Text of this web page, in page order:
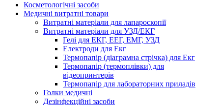
Косметологічні засоби
Медичні витратні товари
Витратні матеріали для лапароскопії
Витратні матеріали для УЗД/ЕКГ
Гелі для ЕКГ, ЕЕГ, ЕМГ, УЗД
Електроди для Екг
Термопапір (діаграмна стрічка) для Екг
Термопапір (термоплівки) для
відеопринтерів
Термопапір для лабораторних приладів
Голки медичні
Дезінфекційні засоби